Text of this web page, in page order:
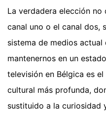
La verdadera elección
canal uno o el canal dos,
sistema de medios actual
mantenernos en un
televisión en Bélgica es
cultural más profunda,
sustituido a la curiosidad